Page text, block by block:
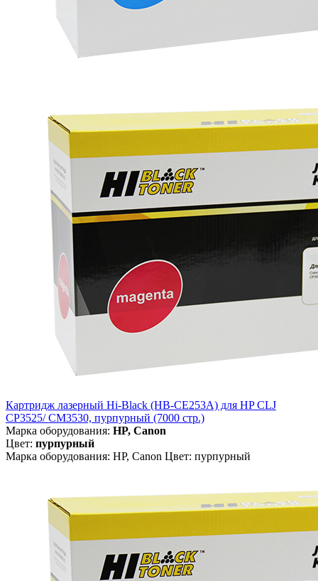
Картридж лазерный Hi-Black (HB-CE253A) для HP CLJ
CP3525/ CM3530, пурпурный (7000 стр.)
Марка оборудования: HP, Canon
Цвет: пурпурный
Марка оборудования: HP, Canon Цвет: пурпурный